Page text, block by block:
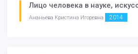
Лицо человека в науке,
Ананьева Кристина Игоревна 2014